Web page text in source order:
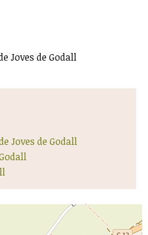
Joves de Godall
Joves de Godall